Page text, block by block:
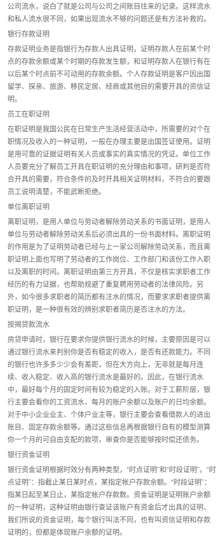
公司流水，说白了就是公司与公司之间账目往来的记录。这样流水
和私人流水很不同，如果出现流水不够的问题还是有方法补救的。
银行存款证明
存款证明业务是指银行为存款人出具证明，证明存款人在前某个时
点的存款余额或某个时期的存款发生额，和证明存款人在银行有在
以后某个时点前不可动用的存款余额。个人存款证明是客户因出国
留学、探亲、旅游、移民定居、经商或其他目的需要开具的资信证
明。
员工在职证明
在职证明是我国公民在日常生产生活经营活动中，所需要的对个在
职情况及收入的一种证明，一般在办理主要是出国签证使用。证明
是用可靠的证据证明有关人员或事实的真实情况的凭证。单位工作
人员要充分了解员工开具在职证明的充分理由和事项，研判是否符
合开具的需要，符合条件的及时开具相关证明材料，不符合的要跟
员工说明清楚，不能武断拒绝。
单位离职证明
离职证明，是用人单位与劳动者解除劳动关系的书面证明，是用人
单位与劳动者解除劳动关系后必须出具的一份书面材料。离职证明
的作用是为了证明劳动者已经与上一家公司解除劳动关系，而且离
职证明上面也写明了劳动者的工作岗位、工作部门和该份工作入职
以及离职的时间。离职证明由第三方开具，不仅是核实求职者工作
经历的有力证据，也帮助规避了重复聘用劳动者的法律风险。另
外，如今很多求职者的简历都有注水的情况，而要求求职者提供离
职证明，是一种很有效的辨别求职者简历是否注水的方法。
按揭贷款流水
房贷申请时，银行在要求你提供银行流水的时候，主要原因是可以
通过银行流水来判别你是否有稳定的收入，是否有还款能力。不同
的银行也许多多少少会有差距，但在大方向上，无非就是每月连
续、收入稳定、收入高的银行流水是最好的。因此，在银行流水
中，最好每个月的固定时间有较为稳定的入账。对于工薪阶层，银
行主要会看你的工资流水、每月的账户余额以及账户的日均余额。
对于中小企业业主、个体户业主等，银行主要会查看借款人的进出
账目、固定存款余额等。通过这些信息再根据银行自有的模型测算
你一个月的可自由支配的款项，审查你是否能够按时偿还债务。
银行资金证明
银行资金证明根据时效分有两种类型，“时点证明”和“时段证明”。“时
点证明”：指截止某日某时点，某指定帐户存款余额。“时段证明”：
指某日起至某日止，某指定帐户存款数。资金证明是证明账户余额
的一种证明，这种证明由银行查证该账户有资金后才出具的证明、
我们所说的资金证明，每个银行叫法不同，也有叫资信证明和存款
证明的，但都是体现账户余额的证明。